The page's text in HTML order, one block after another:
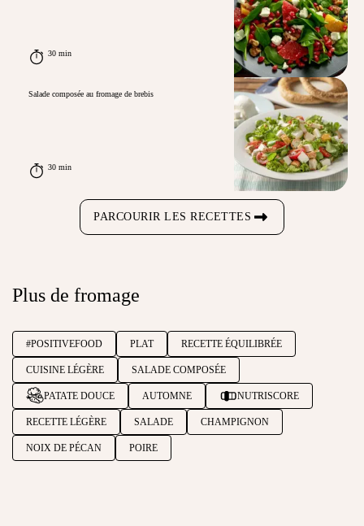
30 min
Salade composée au fromage de brebis
30 min
PARCOURIR LES RECETTES
Plus de fromage
#POSITIVEFOOD PLAT RECETTE ÉQUILIBRÉE
CUISINE LÉGÈRE SALADE COMPOSÉE
PATATE DOUCE AUTOMNE NUTRISCORE
RECETTE LÉGÈRE SALADE CHAMPIGNON
NOIX DE PÉCAN POIRE